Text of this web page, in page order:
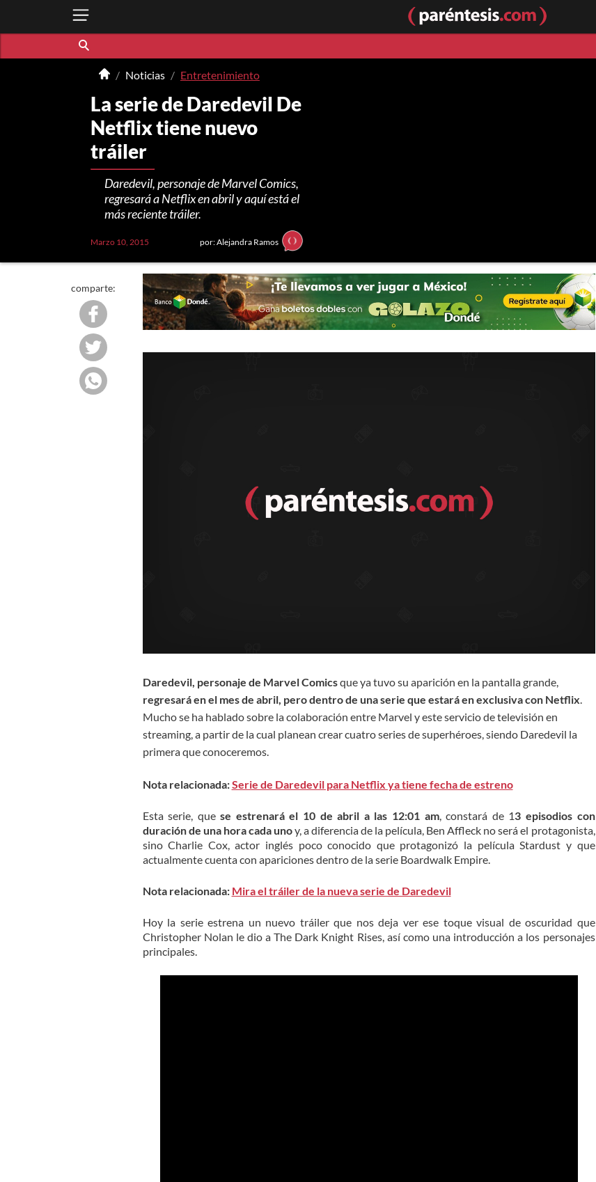
Noticias Entretenimiento
La serie de Daredevil De
Netflix tiene nuevo
tráiler
Daredevil, personaje de Marvel Comics,
regresará a Netflix en abril y aquí está el
más reciente tráiler.
Marzo 10, 2015 por: Alejandra Ramos
comparte:
Daredevil, personaje de Marvel Comicsque ya tuvo su aparición en la pantalla grande,
regresará en el mes de abril, pero dentro de una serie que estará en exclusiva con Netflix.
Mucho se ha hablado sobre la colaboración entre Marvel y este servicio de televisión en
streaming, a partir de la cual planean crear cuatro series de superhéroes, siendo Daredevil la
primera que conoceremos.
Nota relacionada:Serie de Daredevil para Netflix ya tiene fecha de estreno
Esta serie, quese estrenará el 10 de abril a las 12:01 am, constará de 13 episodios con
duración de una hora cada unoy, a diferencia de la película, Ben Affleck no será el protagonista,
sino Charlie Cox, actor inglés poco conocido que protagonizó la película Stardust y que
actualmente cuenta con apariciones dentro de la serie Boardwalk Empire.
Nota relacionada: Mira el tráiler de la nueva serie de Daredevil
Hoy la serie estrena un nuevo tráiler que nos deja ver ese toque visual de oscuridad que
Christopher Nolan le dio a The Dark Knight Rises, así como una introducción a los personajes
principales.